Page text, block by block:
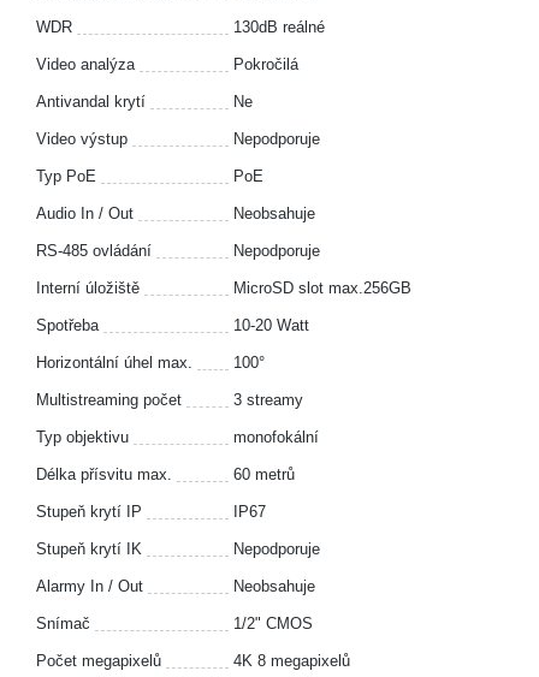
WDR 130dB reálné
Video analýza Pokročilá
Antivandal krytí Ne
Video výstup Nepodporuje
Typ PoE PoE
Audio In / Out Neobsahuje
RS-485 ovládání Nepodporuje
Interní úložiště MicroSD slot max.256GB
Spotřeba 10-20 Watt
Horizontální úhel max. 100°
Multistreaming počet 3 streamy
Typ objektivu monofokální
Délka přísvitu max. 60 metrů
Stupeň krytí IP IP67
Stupeň krytí IK Nepodporuje
Alarmy In / Out Neobsahuje
Snímač 1/2" CMOS
Počet megapixelů 4K 8 megapixelů